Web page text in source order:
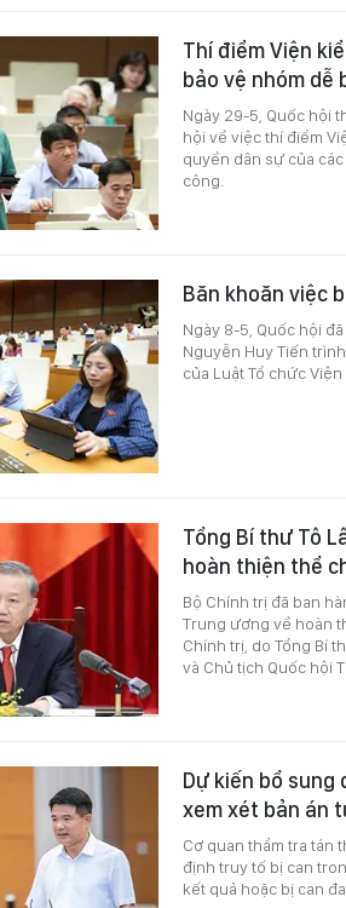
Thí điểm Viện
bảo vệ nhóm dễ
Ngày 29-5, Quốc hội
hội về việc thí điểm
quyền dân sự của
công.
Băn khoăn việc
Ngày 8-5, Quốc hội
Nguyễn Huy Tiến
của Luật Tổ chức Viện
Tổng Bí thư Tô
hoàn thiện thể
Bộ Chính trị đã ban
Trung ương về hoàn
Chính trị, do Tổng Bí
và Chủ tịch Quốc hội
Dự kiến bổ
xem xét bản án
Cơ quan thẩm tra tán
định truy tố bị can
kết quả hoặc bị can